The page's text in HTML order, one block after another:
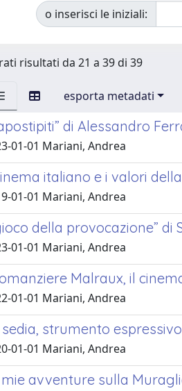
o inserisci le iniziali:
risultati da 21 a 39 di 39
esporta metadati
di Alessandro
01-01 Mariani, Andrea
italiano e i valori
01-01 Mariani, Andrea
della provocazione” di
01-01 Mariani, Andrea
Malraux, il
01-01 Mariani, Andrea
sedia, strumento
01-01 Mariani, Andrea
avventure sulla